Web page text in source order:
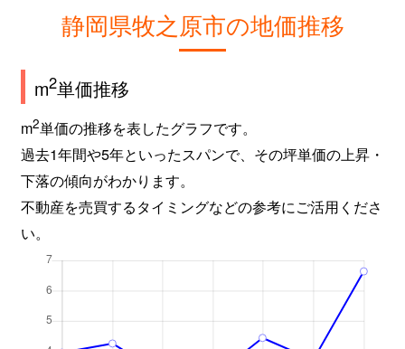
静岡県牧之原市の地価推移
m2単価推移
m2単価の推移を表したグラフです。
過去1年間や5年といったスパンで、その坪単価の上昇・
下落の傾向がわかります。
不動産を売買するタイミングなどの参考にご活用くださ
い。